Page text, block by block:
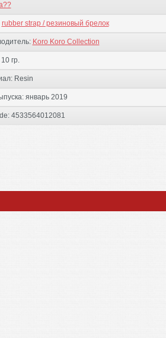
rubber strap / резиновый брелок
Koro Koro Collection
10 гр.
Resin
январь 2019
4533564012081